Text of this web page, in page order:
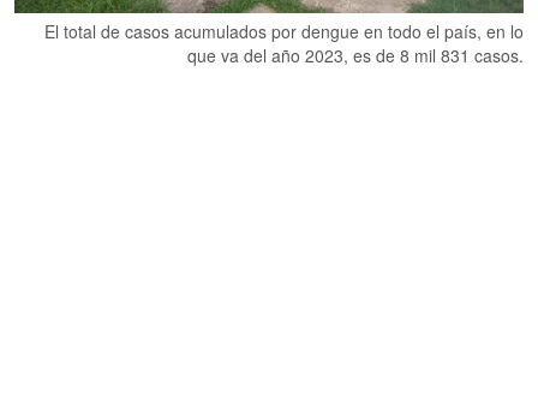
El total de casos acumulados por dengue en todo el país, en lo
que va del año 2023, es de 8 mil 831 casos.